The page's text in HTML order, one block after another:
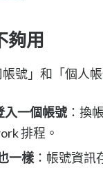
夠用
號」和「個人
入一個帳號：換
排程。
一樣 ：帳號資